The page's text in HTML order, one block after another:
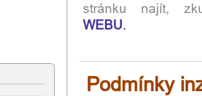
stránku najít,
WEBU.
Podmínky